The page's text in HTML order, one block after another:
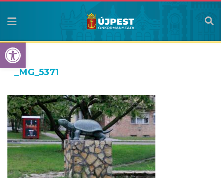
Eszköztár megnyitása
_MG_5371